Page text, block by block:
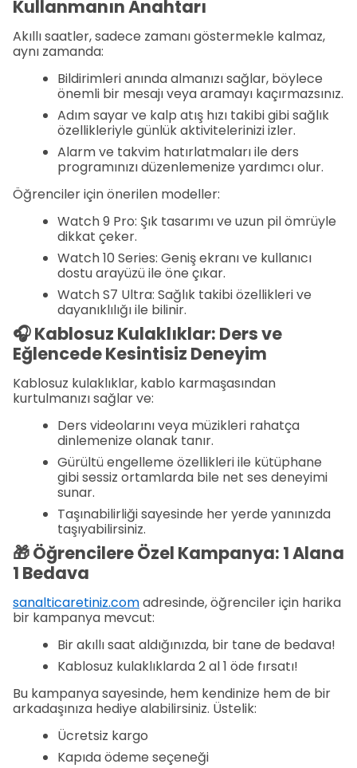
Kullanmanın Anahtarı
Akıllı saatler, sadece zamanı göstermekle kalmaz,
aynı zamanda:
Bildirimleri anında almanızı sağlar, böylece
önemli bir mesajı veya aramayı kaçırmazsınız.
Adım sayar ve kalp atış hızı takibi gibi sağlık
özellikleriyle günlük aktivitelerinizi izler.
Alarm ve takvim hatırlatmaları ile ders
programınızı düzenlemenize yardımcı olur.
Öğrenciler için önerilen modeller:
Watch 9 Pro: Şık tasarımı ve uzun pil ömrüyle
dikkat çeker.
Watch 10 Series: Geniş ekranı ve kullanıcı
dostu arayüzü ile öne çıkar.
Watch S7 Ultra: Sağlık takibi özellikleri ve
dayanıklılığı ile bilinir.
🎧 Kablosuz Kulaklıklar: Ders ve
Eğlencede Kesintisiz Deneyim
Kablosuz kulaklıklar, kablo karmaşasından
kurtulmanızı sağlar ve:
Ders videolarını veya müzikleri rahatça
dinlemenize olanak tanır.
Gürültü engelleme özellikleri ile kütüphane
gibi sessiz ortamlarda bile net ses deneyimi
sunar.
Taşınabilirliği sayesinde her yerde yanınızda
taşıyabilirsiniz.
🎁 Öğrencilere Özel Kampanya: 1 Alana
1 Bedava
sanalticaretiniz.comadresinde, öğrenciler için harika
bir kampanya mevcut:
Bir akıllı saat aldığınızda, bir tane de bedava!
Kablosuz kulaklıklarda 2 al 1 öde fırsatı!
Bu kampanya sayesinde, hem kendinize hem de bir
arkadaşınıza hediye alabilirsiniz. Üstelik:
Ücretsiz kargo
Kapıda ödeme seçeneği